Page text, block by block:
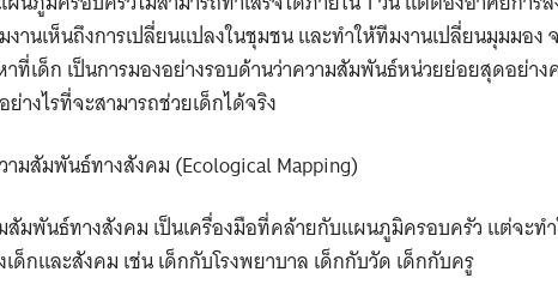
งานเห็นถึงการเปลี่ยนแปลงในชุมชน และทำให้ทีมงานเปลี่ยนมุมมอ
ที่เด็ก เป็นการมองอย่างรอบด้านว่าความสัมพันธ์หน่วยย่อยสุดอย่า
างไรที่จะสามารถช่วยเด็กได้จริง
ามสัมพันธ์ทางสังคม (Ecological Mapping)
สัมพันธ์ทางสังคม เป็นเครื่องมือที่คล้ายกับแผนภูมิครอบครัว แต่จะ
ด็กและสังคม เช่น เด็กกับโรงพยาบาล เด็กกับวัด เด็กกับครู